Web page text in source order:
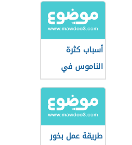
أسباب كثرة
الناموس في
المنزل
طريقة عمل بخور